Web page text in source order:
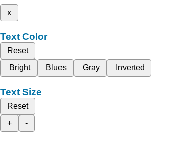
x
Text Color
Reset
Bright
Blues Gray Inverted
Text Size
Reset
+
-